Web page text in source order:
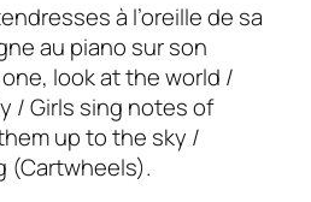
à l’oreille de sa
au piano sur son
look at the world /
/ Girls sing notes of
up to the sky /
(Cartwheels).